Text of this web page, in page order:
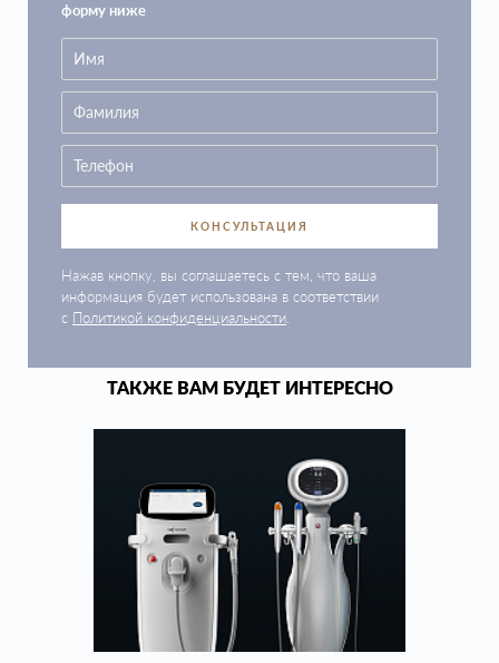
форму ниже
КОНСУЛЬТАЦИЯ
Нажав кнопку, вы соглашаетесь с тем, что ваша
информация будет использована в соответствии
с Политикой конфиденциальности
ТАКЖЕ ВАМ БУДЕТ ИНТЕРЕСНО